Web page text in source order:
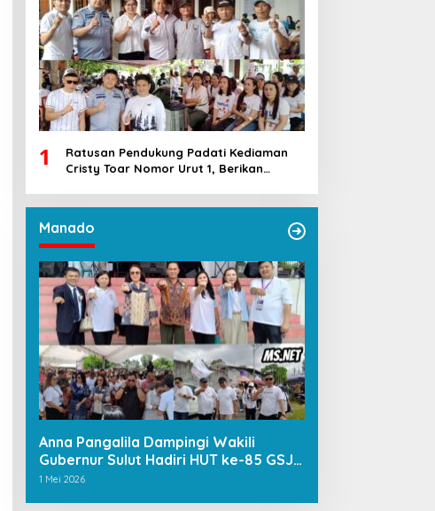
1
Ratusan Pendukung Padati Kediaman
Cristy Toar Nomor Urut 1, Berikan
Manado
Anna Pangalila Dampingi Wakili
Gubernur Sulut Hadiri HUT ke-85 GSJA
Se-Sulut–Gorontalo di Langowan
1 Mei 2026